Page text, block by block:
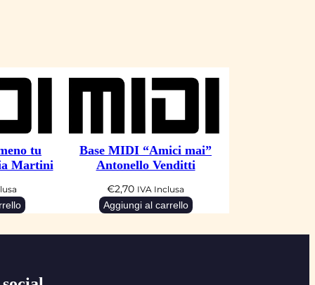
tu
Martini
Base MIDI “Amici mai”
Antonello Venditti
€2,70 IVA Inclusa
Aggiungi al carrello